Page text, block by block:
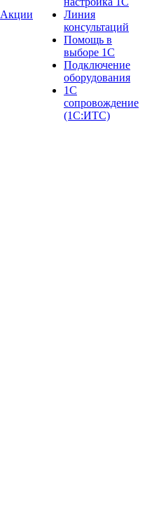
Акции
Линия
консультаций
Помощь в
выборе 1С
Подключение
оборудования
1С
сопровождение
(1С:ИТС)